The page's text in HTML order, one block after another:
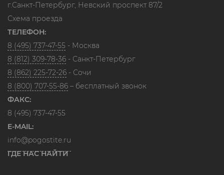
г.Санкт-Петербург, Невский проспект 87/2
Схема проезда
ТЕЛЕФОН:
8 (495) 737-47-55 - Москва
8 (812) 309-78-36 - Санкт-Петербург
8 (862) 225-72-26 - Сочи
8 (800) 707-55-86 – бесплатный звонок
ФАКС:
8 (495) 737-47-55
E-MAIL:
info@pogostite.ru
ГДЕ НАС НАЙТИ